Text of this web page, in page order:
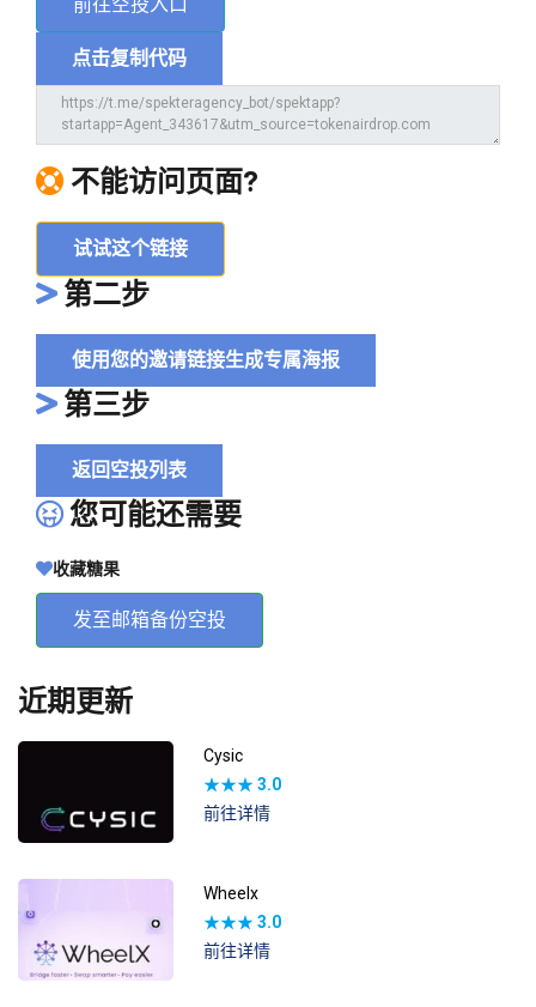
点击复制代码
不能访问页面?
试试这个链接
第二步
使用您的邀请链接生成专属海报
第三步
返回空投列表
您可能还需要
收藏糖果
发至邮箱备份空投
近期更新
Cysic
★★★3.0
前往详情
Wheelx
★★★3.0
前往详情